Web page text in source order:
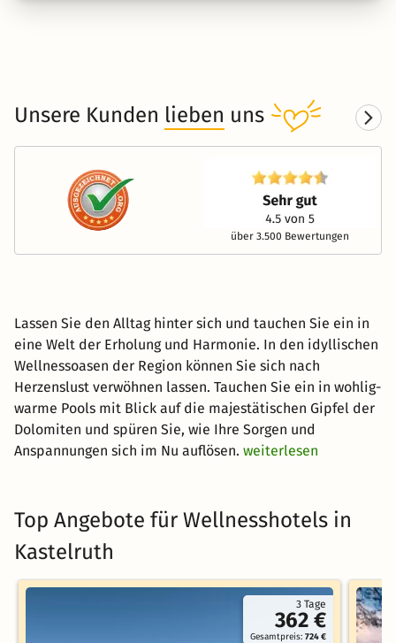
Unsere Kunden lieben uns
über 3.500 Bewertungen
Lassen Sie den Alltag hinter sich und tauchen Sie ein in
eine Welt der Erholung und Harmonie. In den idyllischen
Wellnessoasen der Region können Sie sich nach
Herzenslust verwöhnen lassen. Tauchen Sie ein in wohlig-
warme Pools mit Blick auf die majestätischen Gipfel der
Dolomiten und spüren Sie, wie Ihre Sorgen und
Anspannungen sich im Nu auflösen. weiterlesen
Top Angebote für Wellnesshotels in
Kastelruth
3 Tage
362 €
Gesamtpreis:724 €